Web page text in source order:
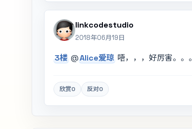
linkcodestudio
2018年06月19日
3楼 @Alice爱琼 唔，，，好厉害。。
欣赏0 反对0